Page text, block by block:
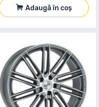
Adaugă în coș